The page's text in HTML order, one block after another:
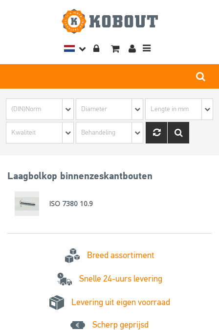
Toggle
Laagbolkop binnenzeskantbouten
ISO 7380 10.9
Breed assortiment
Snelle 24-uurs levering
Levering uit eigen voorraad
Scherp geprijsd